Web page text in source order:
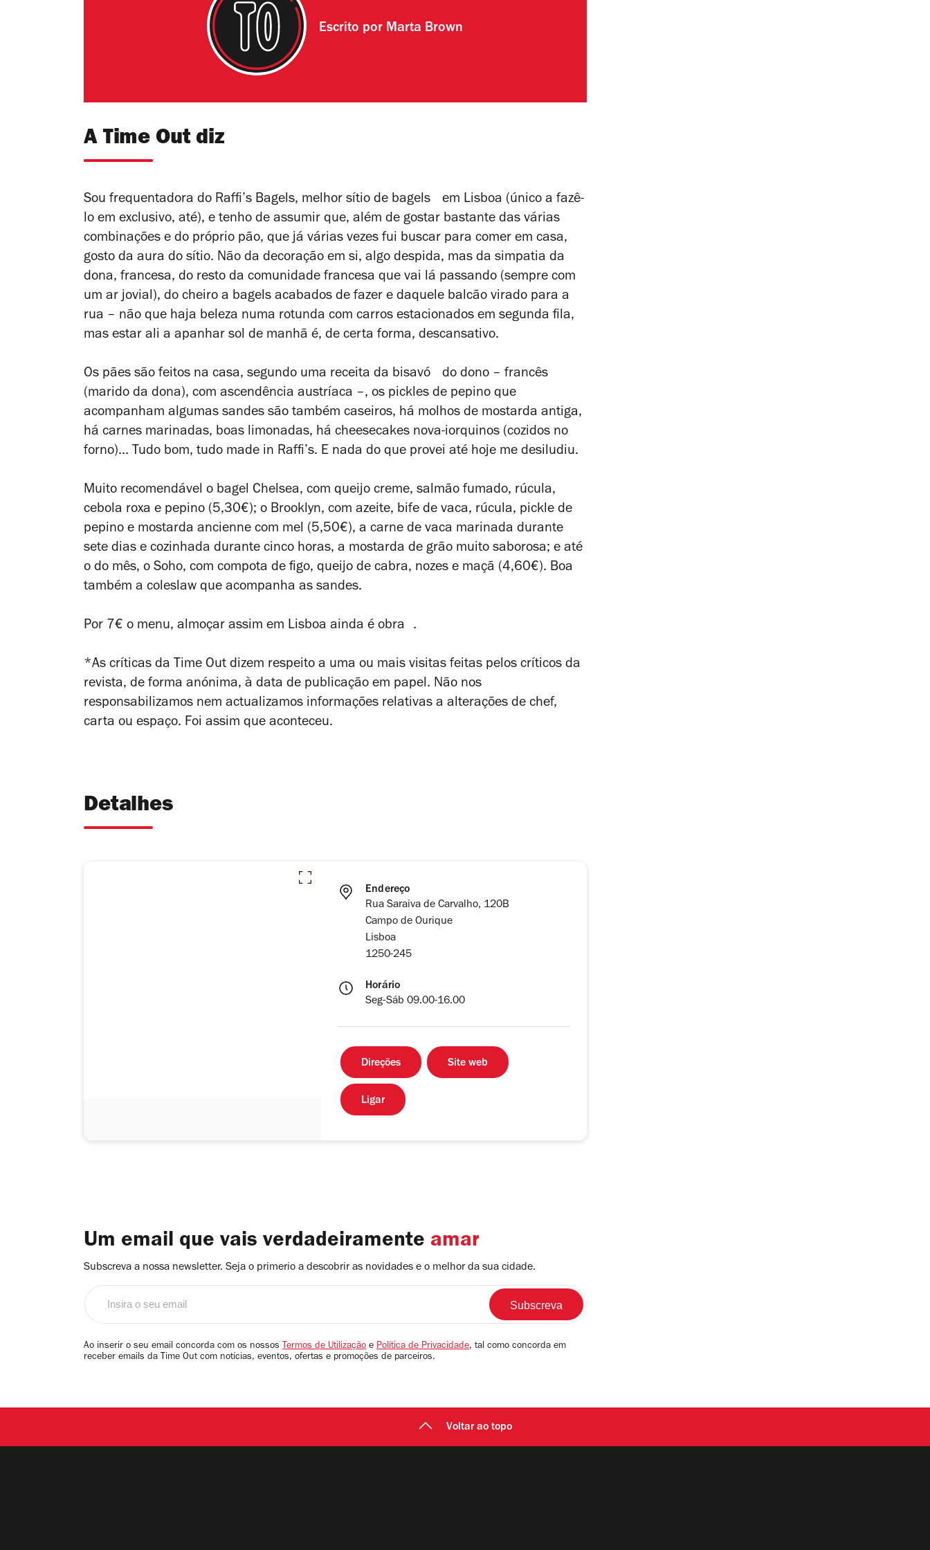
Escrito por Marta Brown
A Time Out diz
Sou frequentadora do Raffi’s Bagels, melhor sítio de bagels em Lisboa (único a fazê-
lo em exclusivo, até), e tenho de assumir que, além de gostar bastante das várias
combinações e do próprio pão, que já várias vezes fui buscar para comer em casa,
gosto da aura do sítio. Não da decoração em si, algo despida, mas da simpatia da
dona, francesa, do resto da comunidade francesa que vai lá passando (sempre com
um ar jovial), do cheiro a bagels acabados de fazer e daquele balcão virado para a
rua – não que haja beleza numa rotunda com carros estacionados em segunda fila,
mas estar ali a apanhar sol de manhã é, de certa forma, descansativo.
Os pães são feitos na casa, segundo uma receita da bisavó do dono – francês
(marido da dona), com ascendência austríaca –, os pickles de pepino que
acompanham algumas sandes são também caseiros, há molhos de mostarda antiga,
há carnes marinadas, boas limonadas, há cheesecakes nova-iorquinos (cozidos no
forno)... Tudo bom, tudo made in Raffi’s. E nada do que provei até hoje me desiludiu.
Muito recomendável o bagel Chelsea, com queijo creme, salmão fumado, rúcula,
cebola roxa e pepino (5,30€); o Brooklyn, com azeite, bife de vaca, rúcula, pickle de
pepino e mostarda ancienne com mel (5,50€), a carne de vaca marinada durante
sete dias e cozinhada durante cinco horas, a mostarda de grão muito saborosa; e até
o do mês, o Soho, com compota de figo, queijo de cabra, nozes e maçã (4,60€). Boa
também a coleslaw que acompanha as sandes.
Por 7€ o menu, almoçar assim em Lisboa ainda é obra .
*As críticas da Time Out dizem respeito a uma ou mais visitas feitas pelos críticos da
revista, de forma anónima, à data de publicação em papel. Não nos
responsabilizamos nem actualizamos informações relativas a alterações de chef,
carta ou espaço. Foi assim que aconteceu.
Detalhes
Endereço
Rua Saraiva de Carvalho, 120B
Campo de Ourique
Lisboa
1250-245
Horário
Seg-Sáb 09.00-16.00
Direções Site web
Ligar
Um email que vais verdadeiramente amar
Subscreva a nossa newsletter. Seja o primerio a descobrir as novidades e o melhor da sua cidade.
email
Ao inserir o seu email concorda com os nossos Termos de Utilização e Política de Privacidade, tal como concorda em
receber emails da Time Out com notícias, eventos, ofertas e promoções de parceiros.
Voltar ao topo